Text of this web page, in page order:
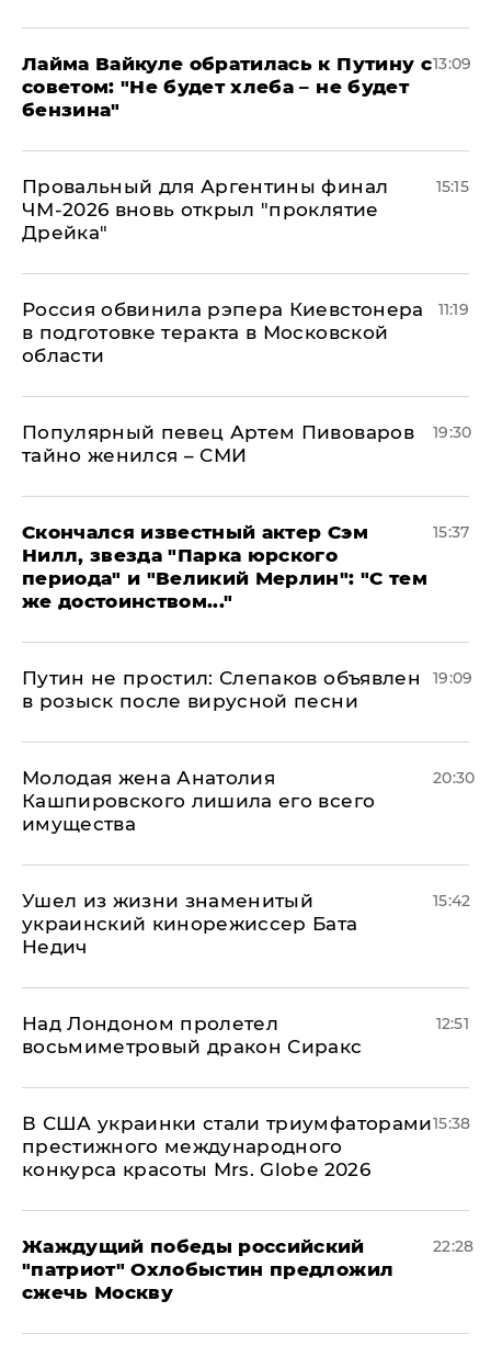
Лайма Вайкуле обратилась к Путину с
советом: "Не будет хлеба – не будет
бензина"
13:09
Провальный для Аргентины финал
ЧМ-2026 вновь открыл "проклятие
Дрейка"
15:15
Россия обвинила рэпера Киевстонера
в подготовке теракта в Московской
области
11:19
Популярный певец Артем Пивоваров
тайно женился – СМИ
19:30
Скончался известный актер Сэм
Нилл, звезда "Парка юрского
периода" и "Великий Мерлин": "С тем
же достоинством..."
15:37
Путин не простил: Слепаков объявлен
в розыск после вирусной песни
19:09
Молодая жена Анатолия
Кашпировского лишила его всего
имущества
20:30
Ушел из жизни знаменитый
украинский кинорежиссер Бата
Недич
15:42
Над Лондоном пролетел
восьмиметровый дракон Сиракс
12:51
В США украинки стали триумфаторами
престижного международного
конкурса красоты Mrs. Globe 2026
15:38
Жаждущий победы российский
"патриот" Охлобыстин предложил
сжечь Москву
22:28